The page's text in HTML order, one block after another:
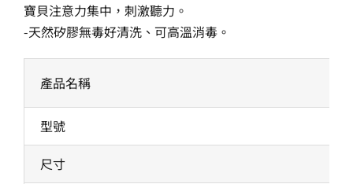
寶貝注意力集中，刺激聽力。
-天然矽膠無毒好清洗、可高溫消毒。
產品名稱
型號
尺寸